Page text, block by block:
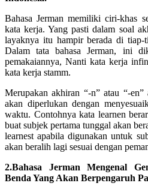
Bahasa Jerman memiliki ciri-khas
kata kerja. Yang pasti dalam soal
layaknya itu hampir berada di tiap-
Dalam tata bahasa Jerman, ini
pemakaiannya, Nanti kata kerja
kata kerja stamm.
Merupakan akhiran “-n” atau “-
akan diperlukan dengan
waktu. Contohnya kata learnen
buat subjek pertama tunggal akan
learnest apabila digunakan untuk
akan beralih lagi sesuai dengan
2.Bahasa Jerman Mengenal
Benda Yang Akan Berpengaruh